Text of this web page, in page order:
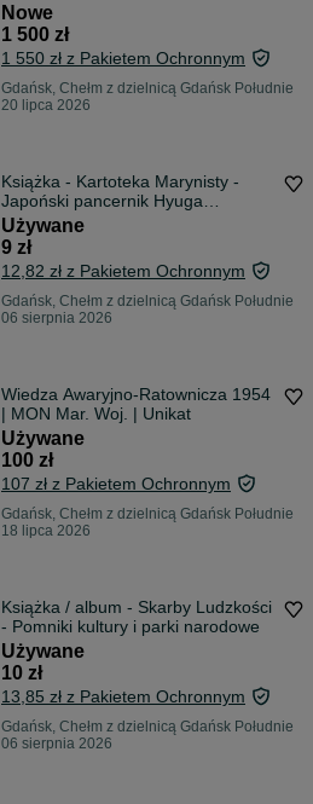
Nowe
1 500 zł
1 550 zł z Pakietem Ochronnym
Gdańsk, Chełm z dzielnicą Gdańsk Południe
20 lipca 2026
Książka - Kartoteka Marynisty -
Japoński pancernik Hyuga
(Brzeziński)
Używane
9 zł
12,82 zł z Pakietem Ochronnym
Gdańsk, Chełm z dzielnicą Gdańsk Południe
06 sierpnia 2026
Wiedza Awaryjno-Ratownicza 1954
| MON Mar. Woj. | Unikat
Używane
100 zł
107 zł z Pakietem Ochronnym
Gdańsk, Chełm z dzielnicą Gdańsk Południe
18 lipca 2026
Książka / album - Skarby Ludzkości
- Pomniki kultury i parki narodowe
Używane
10 zł
13,85 zł z Pakietem Ochronnym
Gdańsk, Chełm z dzielnicą Gdańsk Południe
06 sierpnia 2026